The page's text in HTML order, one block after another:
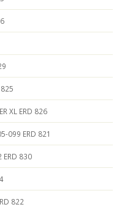
XL ERD 826
099 ERD 821
ERD 830
822